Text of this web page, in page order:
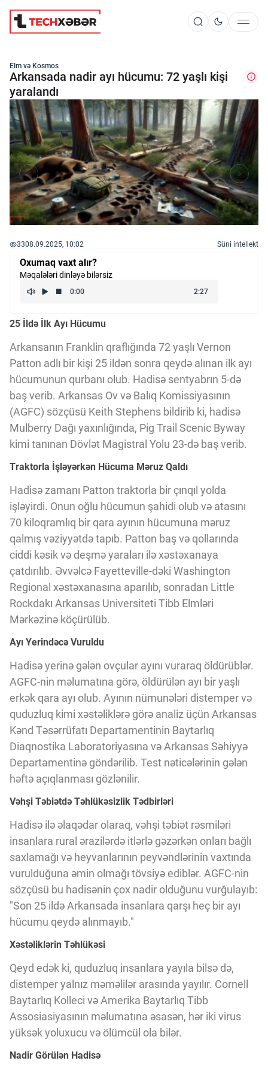
Süni İntellekt
Elm və Kosmos
Texnoloji İnkişaf
İnnovasiya və Startaplar
Robot və Cihazlar
Kriptovalyuta
ÇƏRƏZLƏR SİYASƏTİ
İSTIFADƏ ŞƏRTLƏRİ
MƏXFİLİK SİYASƏTİ
Vizyoner Baxışı
Innovasiya Bələdçisi
Gələcəyin Təhlili
Podkastlar
Elm və Kosmos
Arkansada nadir ayı hücumu: 72 yaşlı kişi
yaralandı
3308.09.2025, 10:02 Süni intellekt
Oxumaq vaxt alır?
Məqalələri dinləyə bilərsiz
25 İldə İlk Ayı Hücumu
Arkansanın Franklin qraflığında 72 yaşlı Vernon
Patton adlı bir kişi 25 ildən sonra qeydə alınan ilk ayı
hücumunun qurbanı olub. Hadisə sentyabrın 5-də
baş verib. Arkansas Ov və Balıq Komissiyasının
(AGFC) sözçüsü Keith Stephens bildirib ki, hadisə
Mulberry Dağı yaxınlığında, Pig Trail Scenic Byway
kimi tanınan Dövlət Magistral Yolu 23-də baş verib.
Traktorla İşləyərkən Hücuma Məruz Qaldı
Hadisə zamanı Patton traktorla bir çınqıl yolda
işləyirdi. Onun oğlu hücumun şahidi olub və atasını
70 kiloqramlıq bir qara ayının hücumuna məruz
qalmış vəziyyətdə tapıb. Patton baş və qollarında
ciddi kəsik və deşmə yaraları ilə xəstəxanaya
çatdırılıb. Əvvəlcə Fayetteville-dəki Washington
Regional xəstəxanasına aparılıb, sonradan Little
Rockdakı Arkansas Universiteti Tibb Elmləri
Mərkəzinə köçürülüb.
Ayı Yerindəcə Vuruldu
Hadisə yerinə gələn ovçular ayını vuraraq öldürüblər.
AGFC-nin məlumatına görə, öldürülən ayı bir yaşlı
erkək qara ayı olub. Ayının nümunələri distemper və
quduzluq kimi xəstəliklərə görə analiz üçün Arkansas
Kənd Təsərrüfatı Departamentinin Baytarlıq
Diaqnostika Laboratoriyasına və Arkansas Səhiyyə
Departamentinə göndərilib. Test nəticələrinin gələn
həftə açıqlanması gözlənilir.
Vəhşi Təbiətdə Təhlükəsizlik Tədbirləri
Hadisə ilə əlaqədar olaraq, vəhşi təbiət rəsmiləri
insanlara rural ərazilərdə itlərlə gəzərkən onları bağlı
saxlamağı və heyvanlarının peyvəndlərinin vaxtında
vurulduğuna əmin olmağı tövsiyə ediblər. AGFC-nin
sözçüsü bu hadisənin çox nadir olduğunu vurğulayıb:
"Son 25 ildə Arkansada insanlara qarşı heç bir ayı
hücumu qeydə alınmayıb."
Xəstəliklərin Təhlükəsi
Qeyd edək ki, quduzluq insanlara yayıla bilsə də,
distemper yalnız məməlilər arasında yayılır. Cornell
Baytarlıq Kolleci və Amerika Baytarlıq Tibb
Assosiasiyasının məlumatına əsasən, hər iki virus
yüksək yoluxucu və ölümcül ola bilər.
Nadir Görülən Hadisə